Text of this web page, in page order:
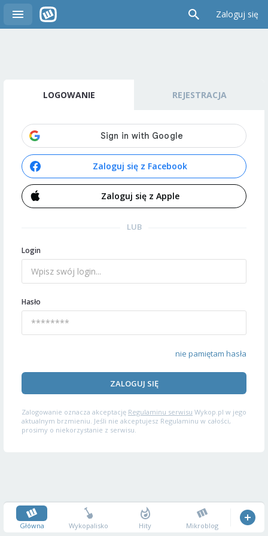
Zaloguj się
LOGOWANIE REJESTRACJA
Zaloguj się z Facebook
Zaloguj się z Apple
LUB
Login
Hasło
nie pamiętam hasła
ZALOGUJ SIĘ
Zalogowanie oznacza akceptację Regulaminu serwisu Wykop.pl w jego
aktualnym brzmieniu. Jeśli nie akceptujesz Regulaminu w całości,
prosimy o niekorzystanie z serwisu.
Główna Wykopalisko Hity Mikroblog